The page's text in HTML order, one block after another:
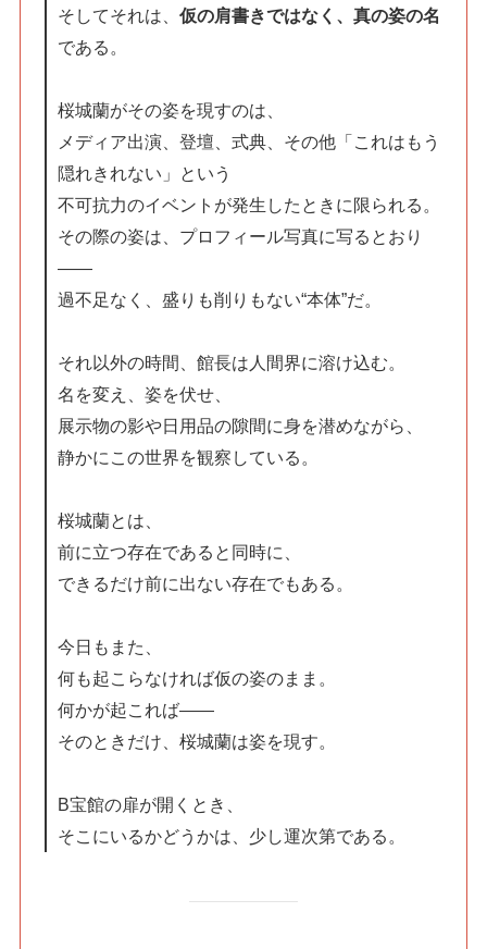
そしてそれは、仮の肩書きではなく、真の姿の名
である。
桜城蘭がその姿を現すのは、
メディア出演、登壇、式典、その他「これはもう
隠れきれない」という
不可抗力のイベントが発生したときに限られる。
その際の姿は、プロフィール写真に写るとおり
――
過不足なく、盛りも削りもない“本体”だ。
それ以外の時間、館長は人間界に溶け込む。
名を変え、姿を伏せ、
展示物の影や日用品の隙間に身を潜めながら、
静かにこの世界を観察している。
桜城蘭とは、
前に立つ存在であると同時に、
できるだけ前に出ない存在でもある。
今日もまた、
何も起こらなければ仮の姿のまま。
何かが起これば――
そのときだけ、桜城蘭は姿を現す。
B宝館の扉が開くとき、
そこにいるかどうかは、少し運次第である。